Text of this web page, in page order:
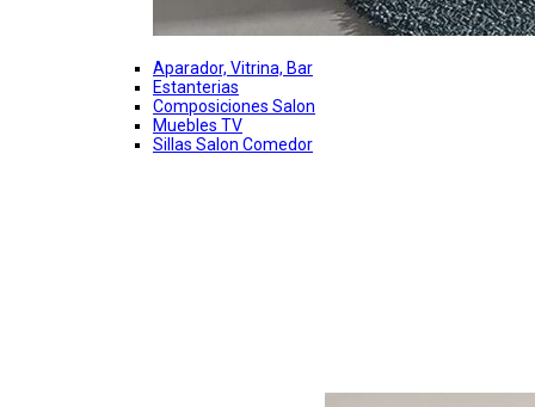
Aparador, Vitrina, Bar
Estanterias
Composiciones Salon
Muebles TV
Sillas Salon Comedor